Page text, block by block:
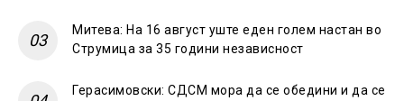
Митева: На 16 август уште еден голем настан во
Струмица за 35 години независност
Герасимовски: СДСМ мора да се обедини и да се